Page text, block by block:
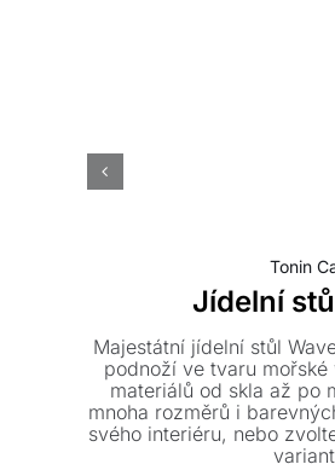
Tonin
Jídelní
Majestátní jídelní stůl
podnoží ve tvaru mořské
materiálů od skla až po
mnoha rozměrů i
svého interiéru, nebo